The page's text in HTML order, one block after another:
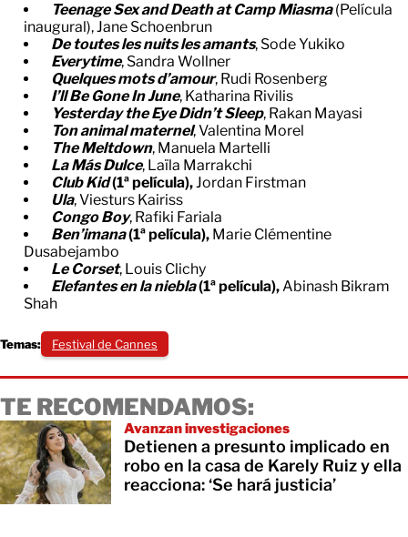
Teenage Sex and Death at Camp Miasma(Película
inaugural), Jane Schoenbrun
De toutes les nuits les amants, Sode Yukiko
Everytime, Sandra Wollner
Quelques mots d’amour, Rudi Rosenberg
I’ll Be Gone In June, Katharina Rivilis
Yesterday the Eye Didn’t Sleep, Rakan Mayasi
Ton animal maternel, Valentina Morel
The Meltdown, Manuela Martelli
La Más Dulce, Laïla Marrakchi
Club Kid(1ª película),Jordan Firstman
Ula, Viesturs Kairiss
Congo Boy, Rafiki Fariala
Ben’imana(1ª película), Marie Clémentine
Dusabejambo
Le Corset, Louis Clichy
Elefantes en la niebla(1ª película),Abinash Bikram
Shah
Temas: Festival de Cannes
TE RECOMENDAMOS:
Avanzan investigaciones
Detienen a presunto implicado en
robo en la casa de Karely Ruiz y ella
reacciona: ‘Se hará justicia’